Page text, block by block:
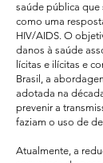
saúde pública que
como uma
HIV/AIDS. O
danos à saúde
lícitas e ilícitas e
Brasil, a
adotada na
prevenir a
faziam o uso de
Atualmente, a